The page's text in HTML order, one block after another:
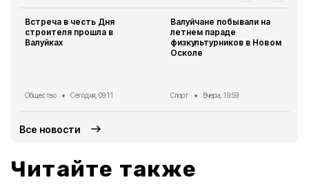
Встреча в честь Дня
строителя прошла в
Валуйках
Общество Сегодня, 09:11
Валуйчане побывали на
летнем параде
физкультурников в Новом
Осколе
Спорт Вчера, 19:59
Все новости
Читайте также